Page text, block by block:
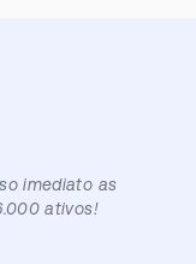
imediato as
ativos!